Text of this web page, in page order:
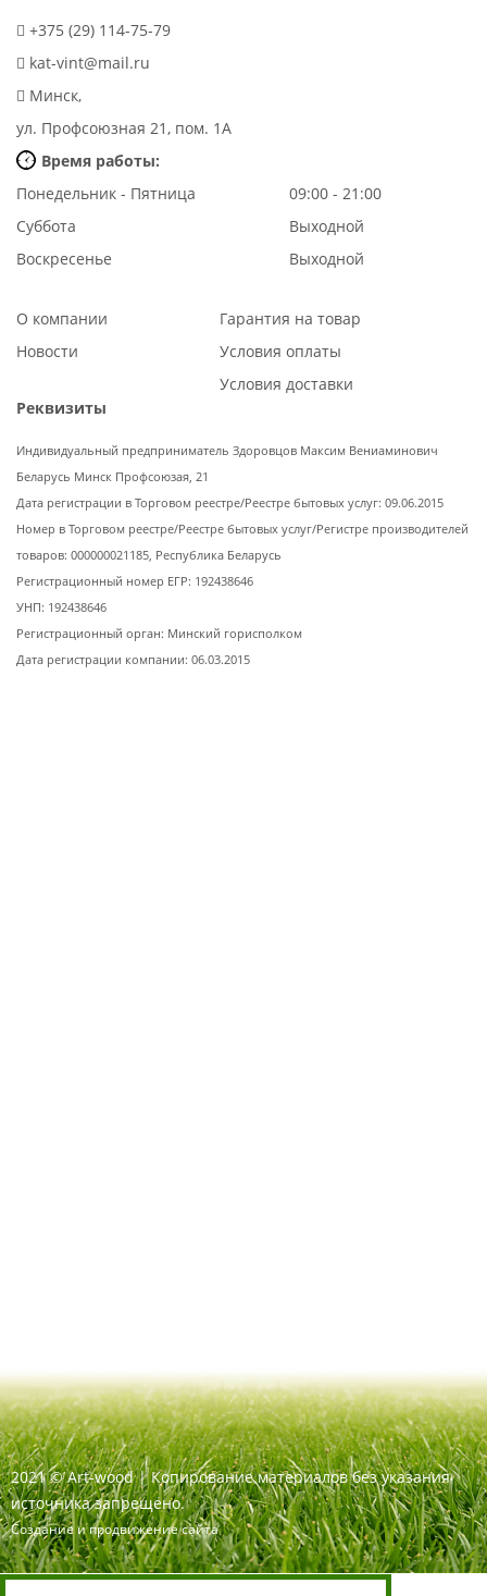
+375 (29) 114-75-79
kat-vint@mail.ru
Минск,
ул. Профсоюзная 21, пом. 1А
Время работы:
Понедельник - Пятница
09:00 - 21:00
Суббота
Выходной
Воскресенье
Выходной
О компании
Новости
Гарантия на товар
Условия оплаты
Условия доставки
Реквизиты
Индивидуальный предприниматель Здоровцов Максим Вениаминович
Беларусь Минск Профсоюзая, 21
Дата регистрации в Торговом реестре/Реестре бытовых услуг: 09.06.2015
Номер в Торговом реестре/Реестре бытовых услуг/Регистре производителей
товаров: 000000021185, Республика Беларусь
Регистрационный номер ЕГР: 192438646
УНП: 192438646
Регистрационный орган: Минский горисполком
Дата регистрации компании: 06.03.2015
2021 ©Art-wood |Копирование материалов без указания
источника запрещено.
Создание и продвижение сайта